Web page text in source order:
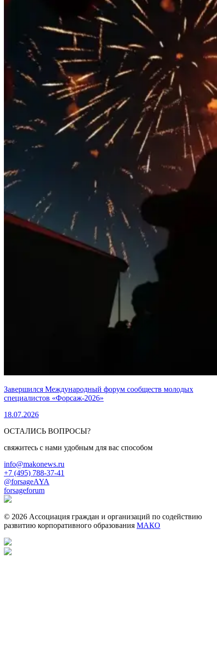
Завершился Международный форум сообществ молодых
специалистов «Форсаж-2026»
18.07.2026
ОСТАЛИСЬ ВОПРОСЫ?
свяжитесь с нами удобным для вас способом
info@makonews.ru
+7 (495) 788-37-41
@forsageAYA
forsageforum
© 2026 Ассоциация граждан и организаций по содействию
развитию корпоративного образования МАКО